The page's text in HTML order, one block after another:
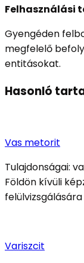
Felhasználási
Gyengéden
megfelelő
entitásokat.
Hasonló
Vas metorit
Tulajdonságai:
Földön kívüli
Variszcit